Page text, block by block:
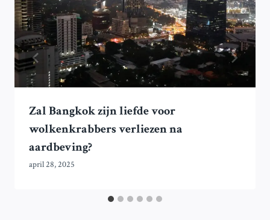
Zal Bangkok zijn liefde voor
wolkenkrabbers verliezen na
aardbeving?
april 28, 2025